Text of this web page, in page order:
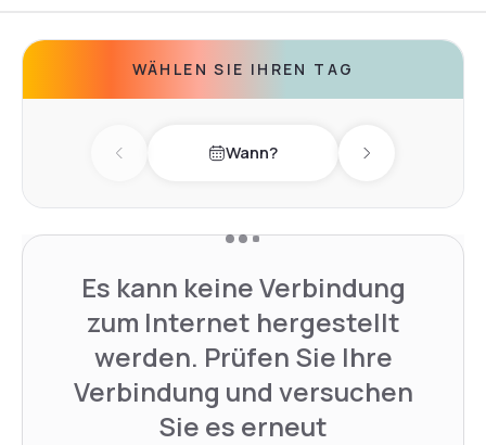
WÄHLEN SIE IHREN TAG
Previous day Wann? Next day
Es kann keine Verbindung
zum Internet hergestellt
werden. Prüfen Sie Ihre
Verbindung und versuchen
Sie es erneut